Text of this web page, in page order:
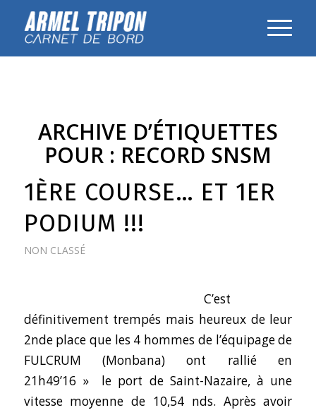
ARCHIVE D’ÉTIQUETTES
POUR : RECORD SNSM
1ÈRE COURSE… ET 1ER
PODIUM !!!
NON CLASSÉ
C’est
définitivement trempés mais heureux de leur
2nde place que les 4 hommes de l’équipage de
FULCRUM (Monbana) ont rallié en
21h49’16 » le port de Saint-Nazaire, à une
vitesse moyenne de 10,54 nds. Après avoir